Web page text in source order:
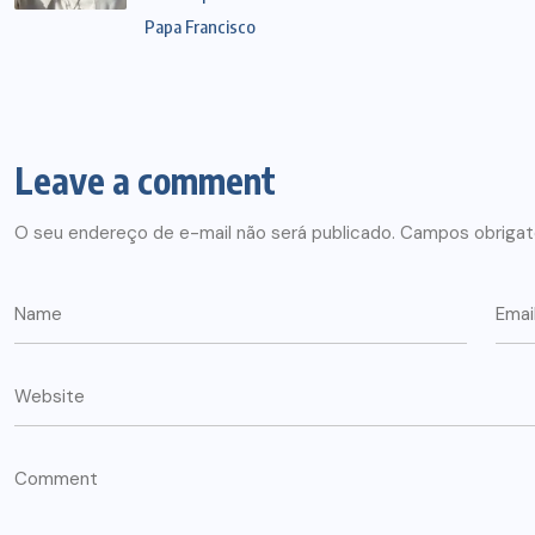
Papa Francisco
Leave a comment
O seu endereço de e-mail não será publicado. Campos